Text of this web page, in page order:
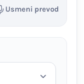
Usmeni prevod